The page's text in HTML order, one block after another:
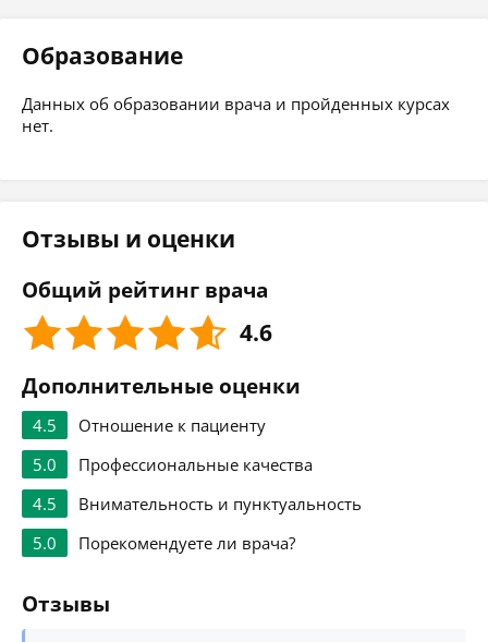
Образование
Данных об образовании врача и пройденных курсах
нет.
Отзывы и оценки
Общий рейтинг врача
4.6
Дополнительные оценки
4.5
Отношение к пациенту
5.0
Профессиональные качества
4.5
Внимательность и пунктуальность
5.0
Порекомендуете ли врача?
Отзывы